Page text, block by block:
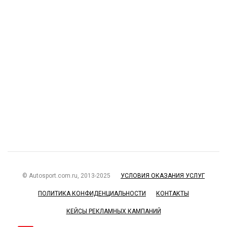
© Autosport.com.ru, 2013-2025 УСЛОВИЯ ОКАЗАНИЯ УСЛУГ
ПОЛИТИКА КОНФИДЕНЦИАЛЬНОСТИ КОНТАКТЫ
КЕЙСЫ РЕКЛАМНЫХ КАМПАНИЙ